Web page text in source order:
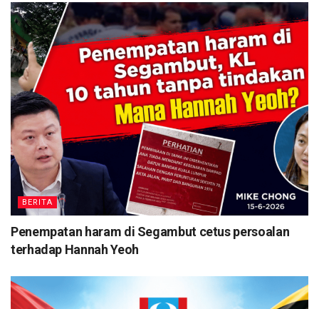
BERITA
Penempatan haram di Segambut cetus persoalan
terhadap Hannah Yeoh